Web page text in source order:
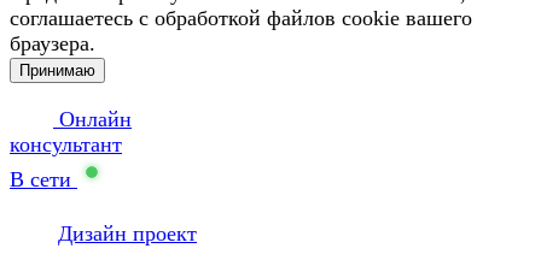
соглашаетесь с обработкой файлов cookie вашего
браузера.
Принимаю
Онлайн
консультант
В сети
Дизайн проект